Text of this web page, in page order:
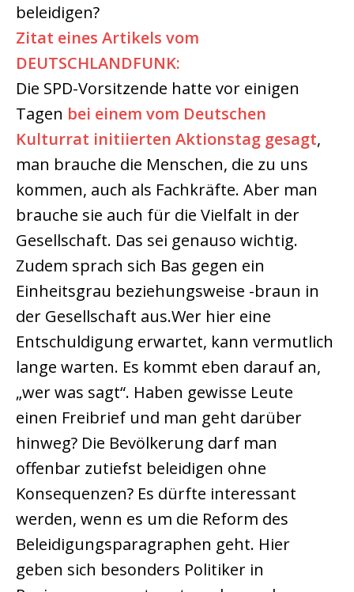
beleidigen?
Zitat eines Artikels vom
DEUTSCHLANDFUNK:
Die SPD-Vorsitzende hatte vor einigen
Tagen bei einem vom Deutschen
Kulturrat initiierten Aktionstag gesagt,
man brauche die Menschen, die zu uns
kommen, auch als Fachkräfte. Aber man
brauche sie auch für die Vielfalt in der
Gesellschaft. Das sei genauso wichtig.
Zudem sprach sich Bas gegen ein
Einheitsgrau beziehungsweise -braun in
der Gesellschaft aus.Wer hier eine
Entschuldigung erwartet, kann vermutlich
lange warten. Es kommt eben darauf an,
„wer was sagt“. Haben gewisse Leute
einen Freibrief und man geht darüber
hinweg? Die Bevölkerung darf man
offenbar zutiefst beleidigen ohne
Konsequenzen? Es dürfte interessant
werden, wenn es um die Reform des
Beleidigungsparagraphen geht. Hier
geben sich besonders Politiker in